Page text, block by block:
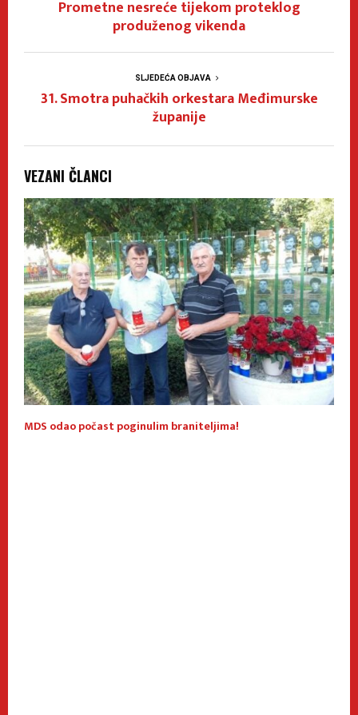
Prometne nesreće tijekom proteklog
produženog vikenda
SLJEDEĆA OBJAVA
31. Smotra puhačkih orkestara Međimurske
županije
VEZANI ČLANCI
MDS odao počast poginulim braniteljima!